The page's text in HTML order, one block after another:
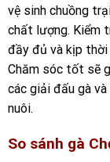
vệ sinh chuồng
chất lượng. Kiểm
đầy đủ và kịp thời
Chăm sóc tốt sẽ
các giải đấu gà
nuôi.
So sánh gà